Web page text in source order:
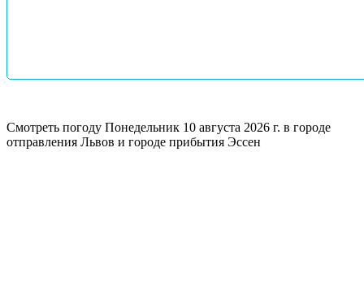
Смотреть погоду Понедельник 10 августа 2026 г. в городе
отправления Львов и городе прибытия Эссен